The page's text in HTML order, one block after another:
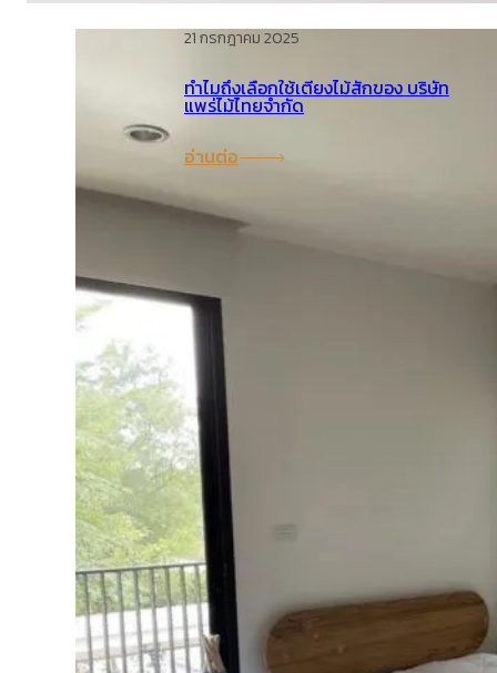
21 กรกฎาคม 2025
ทำไมถึงเลือกใช้เตียงไม้สักของ บริษัท
แพร่ไม้ไทยจำกัด
อ่านต่อ